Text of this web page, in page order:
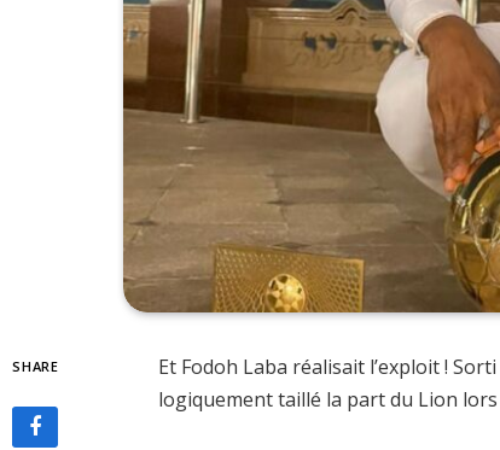
SHARE
Et Fodoh Laba réalisait l’exploit !
logiquement taillé la part du Lion lors